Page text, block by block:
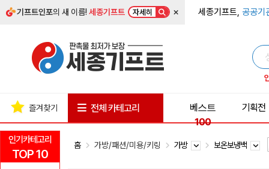
기프트인포의 새 이름!세종기프트 자세히 × 세종기프트, 공공기
인기카테고리
TOP 10
즐겨찾기 전체 카테고리
베스트
100
기획전
홈 가방/패션/미용/키링 가방 보온보냉백